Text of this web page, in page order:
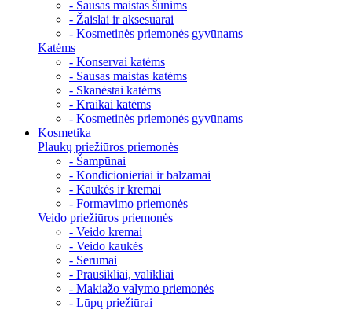
- Sausas maistas šunims
- Žaislai ir aksesuarai
- Kosmetinės priemonės gyvūnams
Katėms
- Konservai katėms
- Sausas maistas katėms
- Skanėstai katėms
- Kraikai katėms
- Kosmetinės priemonės gyvūnams
Kosmetika
Plaukų priežiūros priemonės
- Šampūnai
- Kondicionieriai ir balzamai
- Kaukės ir kremai
- Formavimo priemonės
Veido priežiūros priemonės
- Veido kremai
- Veido kaukės
- Serumai
- Prausikliai, valikliai
- Makiažo valymo priemonės
- Lūpų priežiūrai